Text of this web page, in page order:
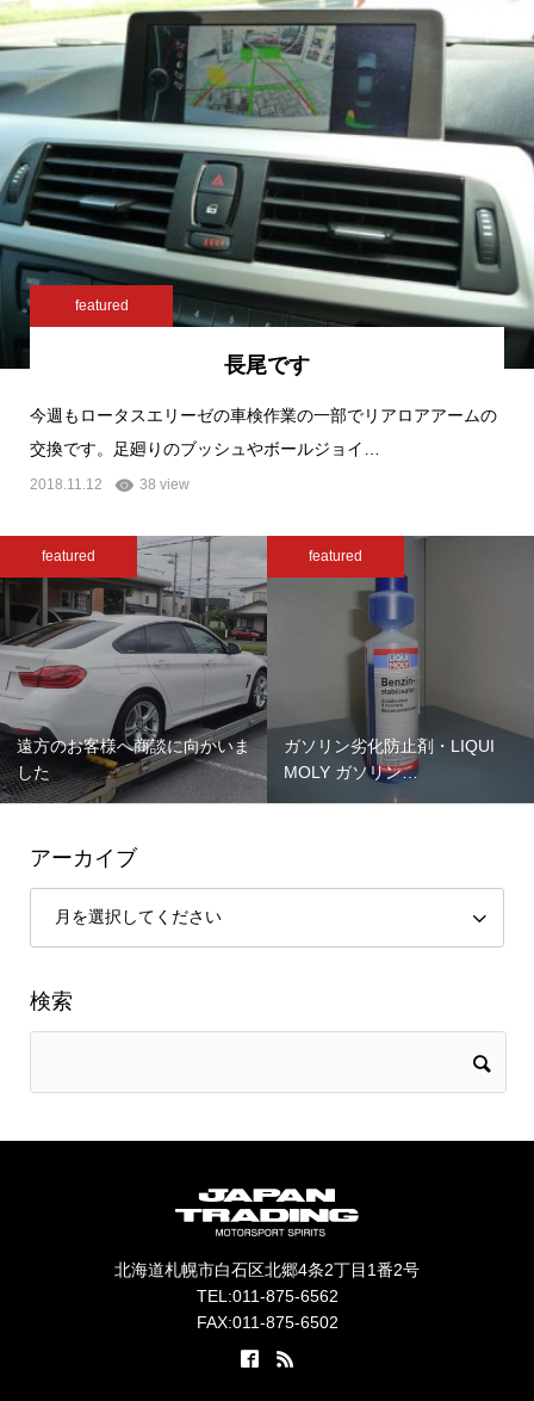
featured
長尾です
今週もロータスエリーゼの車検作業の一部でリアロアアームの
交換です。足廻りのブッシュやボールジョイ…
2018.11.12 38 view
featured
遠方のお客様へ商談に向かいま
した
featured
ガソリン劣化防止剤・LIQUI
MOLY ガソリン…
アーカイブ
検索
北海道札幌市白石区北郷4条2丁目1番2号
TEL:011-875-6562
FAX:011-875-6502